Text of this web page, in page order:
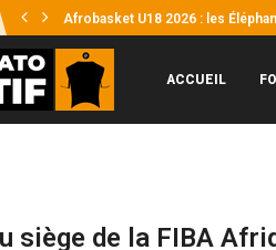
Afrobasket U18 2026 : les
Supercoupe FHB : l’ASEC frappe
Coupes Africaines : Les 4
Éléphants / Hervé Renard : « Je
Mercato : Yann Diomandé, pour
Afrobasket U18 2026 : Les
UFOA-B : les Éléphanteaux
Supercoupe Félix Houphouët-
ACCUEIL
siège de la FIBA